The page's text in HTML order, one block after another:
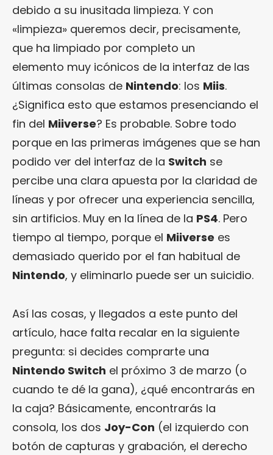
debido a su inusitada limpieza. Y con
«limpieza» queremos decir, precisamente,
que ha limpiado por completo un
elemento muy icónicos de la interfaz de las
últimas consolas de Nintendo: los Miis.
¿Significa esto que estamos presenciando el
fin del Miiverse? Es probable. Sobre todo
porque en las primeras imágenes que se han
podido ver del interfaz de la Switch se
percibe una clara apuesta por la claridad de
líneas y por ofrecer una experiencia sencilla,
sin artificios. Muy en la línea de la PS4. Pero
tiempo al tiempo, porque el Miiverse es
demasiado querido por el fan habitual de
Nintendo, y eliminarlo puede ser un suicidio.
Así las cosas, y llegados a este punto del
artículo, hace falta recalar en la siguiente
pregunta: si decides comprarte una
Nintendo Switch el próximo 3 de marzo (o
cuando te dé la gana), ¿qué encontrarás en
la caja? Básicamente, encontrarás la
consola, los dos Joy-Con (el izquierdo con
botón de capturas y grabación, el derecho